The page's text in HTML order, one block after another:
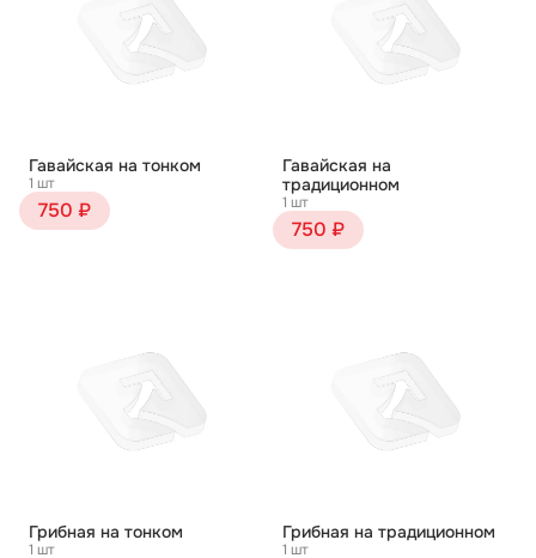
Гавайская на тонком
1 шт
750 ₽
Гавайская на
традиционном
1 шт
750 ₽
Грибная на тонком
1 шт
Грибная на традиционном
1 шт